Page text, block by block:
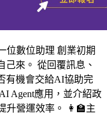
位數位助理 創業初期
己來。 從回覆訊息、
有機會交給AI協助完
Agent應用，並介紹政
升營運效率。 👩‍🏫主